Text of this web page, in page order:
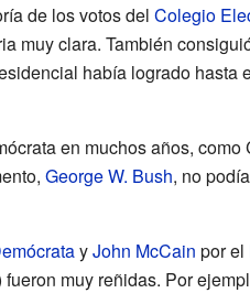
de los votos del Colegio
muy clara. También
había logrado hasta
en muchos años,
George W. Bush, no
yJohn McCain por el
muy reñidas. Por